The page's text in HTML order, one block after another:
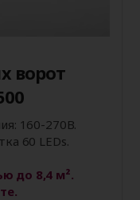
ворот
160-270В.
60 LEDs.
до 8,4 м².